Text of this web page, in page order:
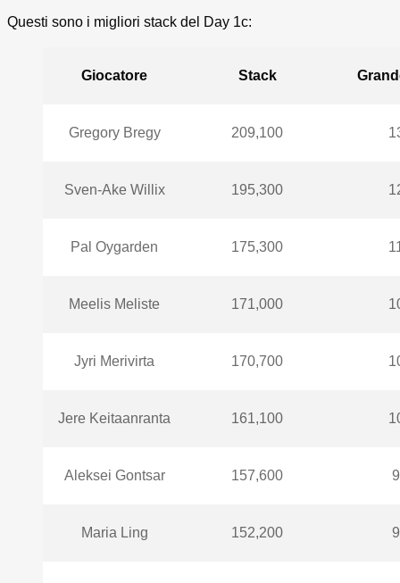
Questi sono i migliori stack del Day 1c:
Giocatore Stack
Gregory Bregy 209,100
Sven-Ake Willix 195,300
Pal Oygarden 175,300
Meelis Meliste 171,000
Jyri Merivirta 170,700
Jere Keitaanranta 161,100
Aleksei Gontsar 157,600
Maria Ling 152,200